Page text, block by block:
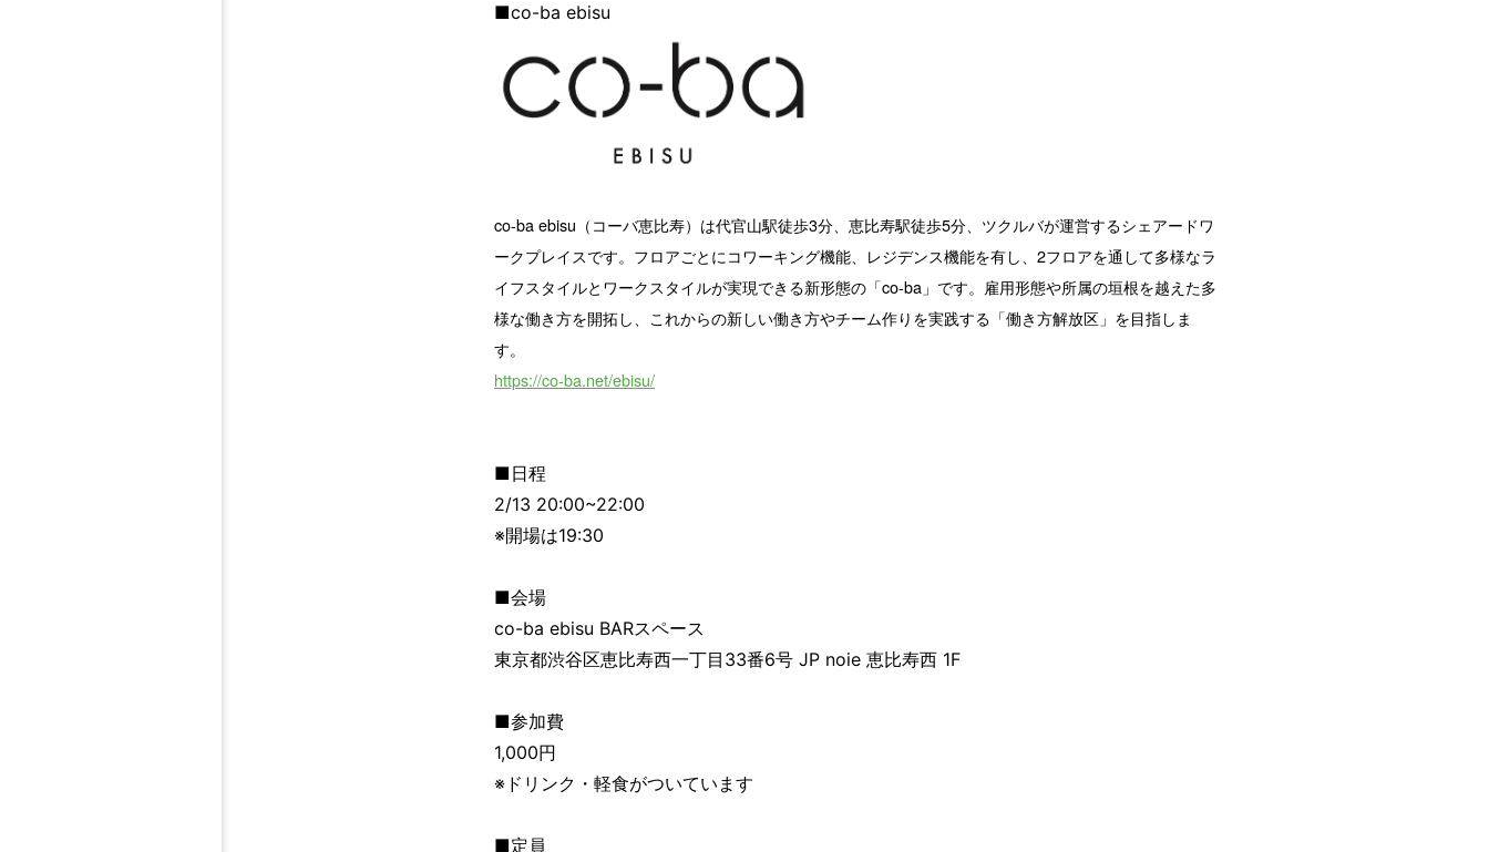
■co-ba ebisu
co-ba ebisu（コーバ恵比寿）は代官山駅徒歩3分、恵比寿駅徒歩5分、ツクルバが運営するシェアードワ
ークプレイスです。フロアごとにコワーキング機能、レジデンス機能を有し、2フロアを通して多様なラ
イフスタイルとワークスタイルが実現できる新形態の「co-ba」です。雇用形態や所属の垣根を越えた多
様な働き方を開拓し、これからの新しい働き方やチーム作りを実践する「働き方解放区」を目指しま
す。
https://co-ba.net/ebisu/
■日程
2/13 20:00~22:00
※開場は19:30
■会場
co-ba ebisu BARスペース
東京都渋谷区恵比寿西一丁目33番6号 JP noie 恵比寿西 1F
■参加費
1,000円
※ドリンク・軽食がついています
■定員